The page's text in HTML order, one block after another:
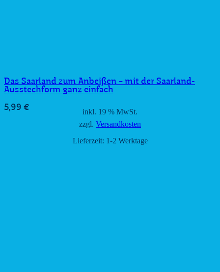
Das Saarland zum Anbeißen − mit der Saarland-
Ausstechform ganz einfach
5,99 €
inkl. 19 % MwSt.
zzgl. Versandkosten
Lieferzeit: 1-2 Werktage